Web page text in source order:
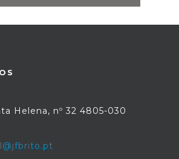
Helena, nº 32 4805-030